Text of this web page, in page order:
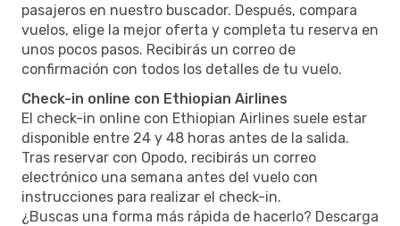
pasajeros en nuestro buscador. Después, compara
vuelos, elige la mejor oferta y completa tu reserva en
unos pocos pasos. Recibirás un correo de
confirmación con todos los detalles de tu vuelo.
Check-in online con Ethiopian Airlines
El check-in online con Ethiopian Airlines suele estar
disponible entre 24 y 48 horas antes de la salida.
Tras reservar con Opodo, recibirás un correo
electrónico una semana antes del vuelo con
instrucciones para realizar el check-in.
¿Buscas una forma más rápida de hacerlo? Descarga